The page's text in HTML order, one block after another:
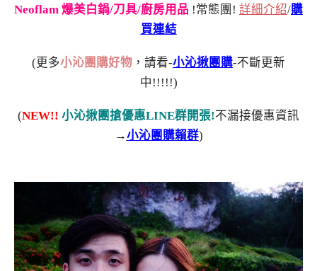
Neoflam 爆美白鍋/刀具/廚房用品 !常態團! 詳細介紹/購
買連結
(更多小沁團購好物 ，請看-小沁揪團購-不斷更新
中!!!!!)
(NEW!! 小沁揪團搶優惠LINE群開張!不漏接優惠資訊
→小沁團購賴群)